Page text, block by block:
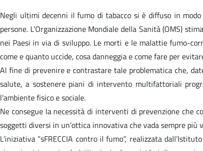
Negli ultimi decenni il fumo di tabacco si è diffuso in
persone. L’Organizzazione Mondiale della Sanità (OMS)
nei Paesi in via di sviluppo. Le morti e le malattie fumo-
come e quanto uccide, cosa danneggia e come fare per
Al fine di prevenire e contrastare tale problematica che,
salute, a sostenere piani di intervento multifattoriali
l’ambiente fisico e sociale.
Ne consegue la necessità di interventi di prevenzione che
soggetti diversi in un’ottica innovativa che vada sempre più
L’iniziativa “sFRECCIA contro il fumo”, realizzata